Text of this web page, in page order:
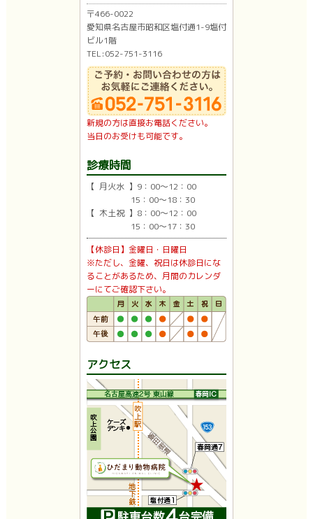
〒466-0022
愛知県名古屋市昭和区塩付通1-9塩付
ビル1階
TEL:052-751-3116
新規の方は直接お電話ください。
当日のお受けも可能です。
診療時間
【 月火水 】9：00〜12：00
15：00〜18：30
【 木土祝 】8：00〜12：00
15：00〜17：30
【休診日】金曜日・日曜日
※ただし、金曜、祝日は休診日にな
ることがあるため、月間のカレンダ
ーにてご確認下さい。
アクセス